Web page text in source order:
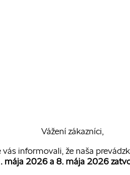
Vážení zákazníci,
vás informovali, že naša
mája 2026 a 8. mája 2026